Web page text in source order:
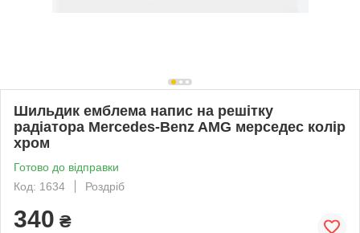
Шильдик емблема напис на решітку
радіатора Mercedes-Benz AMG мерседес колір
хром
Готово до відправки
Код: 1634
Роздріб
340 ₴